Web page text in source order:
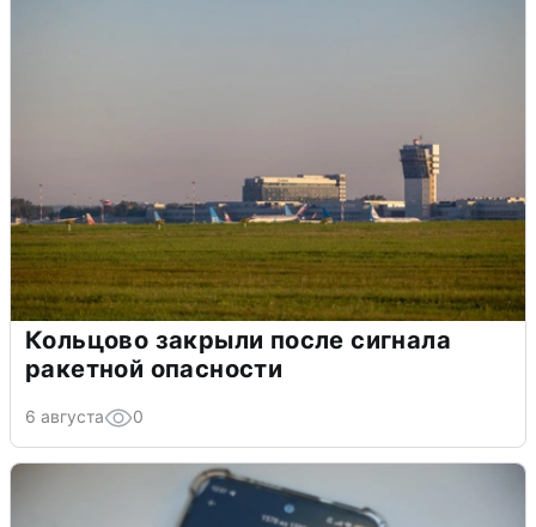
Кольцово закрыли после сигнала
ракетной опасности
6 августа 0